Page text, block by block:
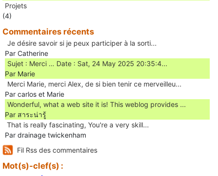
Projets
(4)
Commentaires récents
Je désire savoir si je peux participer à la sorti...
Par Catherine
Sujet : Merci … Date : Sat, 24 May 2025 20:35:4...
Par Marie
Merci Marie, merci Alex, de si bien tenir ce merveilleu...
Par carlos et Marie
Wonderful, what a web site it is! This weblog provides ...
Par สาระน่ารู้
Ꭲhat is really fascinating, You'rе a very skill...
Par drainage twickenham
Fil Rss des commentaires
Mot(s)-clef(s) :